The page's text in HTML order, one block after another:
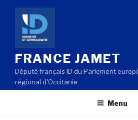
Aller
contenu
principal
FRANCE JAMET
Député français ID du Parlement
régional d'Occitanie
Menu